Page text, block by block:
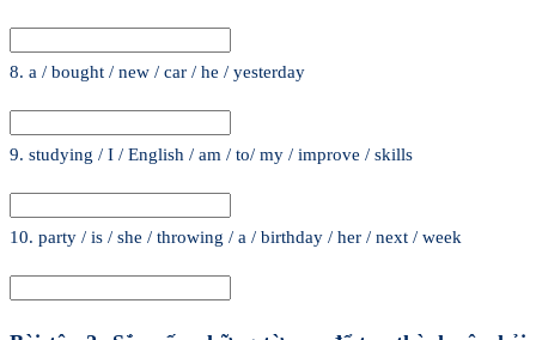
8. a / bought / new / car / he / yesterday
9. studying / I / English / am / to/ my / improve / skills
10. party / is / she / throwing / a / birthday / her / next / week